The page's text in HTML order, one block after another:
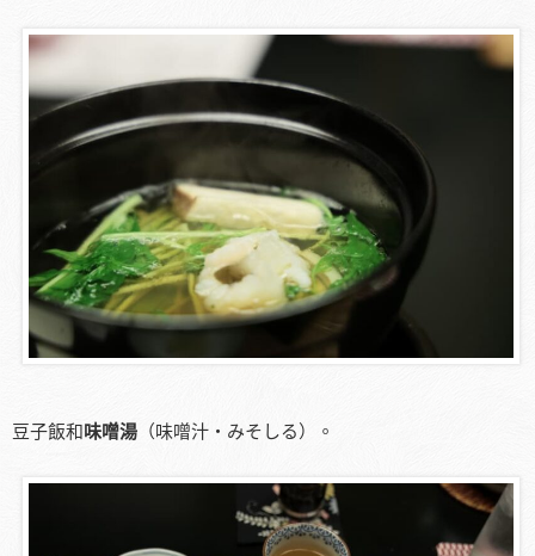
豆子飯和味噌湯 （味噌汁・みそしる）。